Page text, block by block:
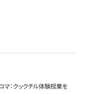
：クックチル体験授業を